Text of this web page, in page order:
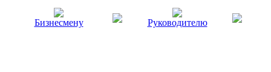
Бизнесмену Руководителю